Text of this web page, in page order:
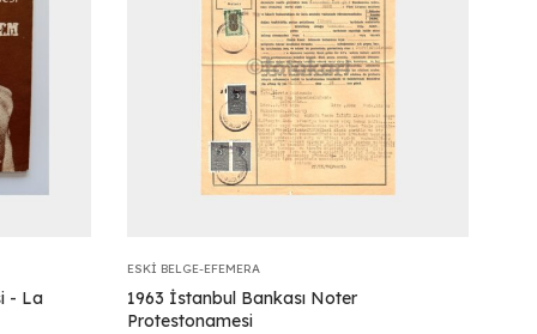
- La
ESKI BELGE-EFEMERA
1963 İstanbul Bankası Noter
Protestonamesi